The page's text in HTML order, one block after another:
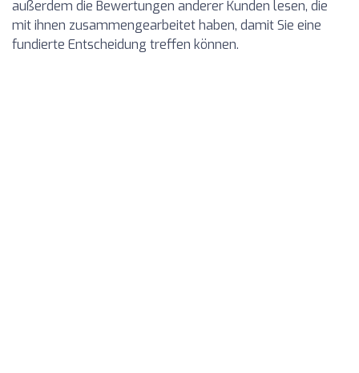
außerdem die Bewertungen anderer Kunden lesen, die
mit ihnen zusammengearbeitet haben, damit Sie eine
fundierte Entscheidung treffen können.